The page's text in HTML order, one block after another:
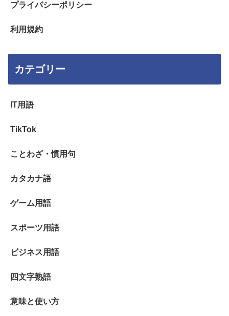
プライバシーポリシー
利用規約
カテゴリー
IT用語
TikTok
ことわざ・慣用句
カタカナ語
ゲーム用語
スポーツ用語
ビジネス用語
四文字熟語
意味と使い方